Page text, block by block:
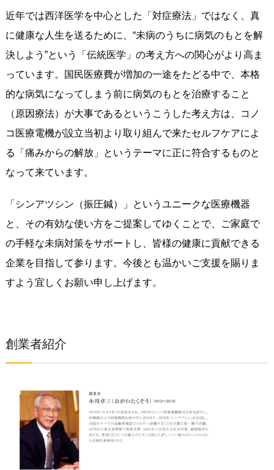
近年では西洋医学を中心とした「対症療法」ではなく、真
に健康な人生を送るために、“未病のうちに病気のもとを解
決しよう”という「伝統医学」の考え方への関心がより高ま
っています。国民医療費が増加の一途をたどる中で、本格
的な病気になってしまう前に病気のもとを治療すること
（原因療法）が大事であるというこうした考え方は、コノ
コ医療電機が設立当初より取り組んで来たセルフケアによ
る「痛みからの解放」というテーマに正に符合するものと
なって来ています。
「シンアツシン（振圧鍼）」というユニークな医療機器
と、その有効な使い方をご提案してゆくことで、ご家庭で
の手軽な未病対策をサポートし、皆様の健康に貢献できる
企業を目指して参ります。今後とも温かいご支援を賜りま
すよう宜しくお願い申し上げます。
創業者紹介